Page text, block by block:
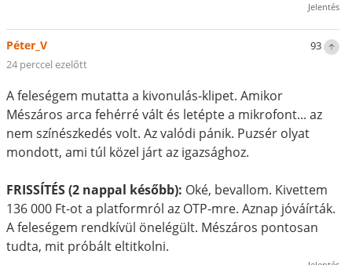
Jelentés
93
Péter_V
24 perccel ezelőtt
A feleségem mutatta a kivonulás-klipet. Amikor
Mészáros arca fehérré vált és letépte a mikrofont... az
nem színészkedés volt. Az valódi pánik. Puzsér olyat
mondott, ami túl közel járt az igazsághoz.
FRISSÍTÉS (2 nappal később): Oké, bevallom. Kivettem
136 000 Ft-ot a platformról az OTP-mre. Aznap jóváírták.
A feleségem rendkívül önelégült. Mészáros pontosan
tudta, mit próbált eltitkolni.